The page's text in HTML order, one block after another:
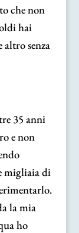
che non
hai
senza
35 anni
e non
migliaia di
la mia
ho